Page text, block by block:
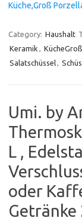
Küche,Groß
Category: Haushalt
Keramik , KücheGroß
Salatschüssel,
Umi. by
L ,
oder